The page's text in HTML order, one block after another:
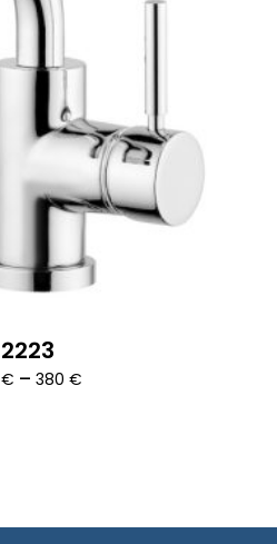
2223
€ – 380 €Ártartomány: